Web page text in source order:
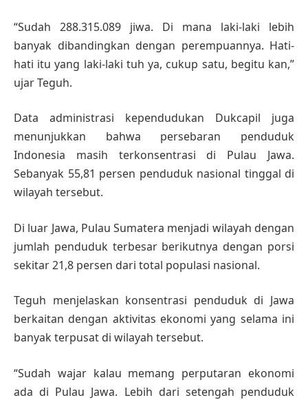
“Sudah 288.315.089 jiwa. Di mana laki-laki lebih
banyak dibandingkan dengan perempuannya. Hati-
hati itu yang laki-laki tuh ya, cukup satu, begitu kan,”
ujar Teguh.
Data administrasi kependudukan Dukcapil juga
menunjukkan bahwa persebaran penduduk
Indonesia masih terkonsentrasi di Pulau Jawa.
Sebanyak 55,81 persen penduduk nasional tinggal di
wilayah tersebut.
Di luar Jawa, Pulau Sumatera menjadi wilayah dengan
jumlah penduduk terbesar berikutnya dengan porsi
sekitar 21,8 persen dari total populasi nasional.
Teguh menjelaskan konsentrasi penduduk di Jawa
berkaitan dengan aktivitas ekonomi yang selama ini
banyak terpusat di wilayah tersebut.
“Sudah wajar kalau memang perputaran ekonomi
ada di Pulau Jawa. Lebih dari setengah penduduk